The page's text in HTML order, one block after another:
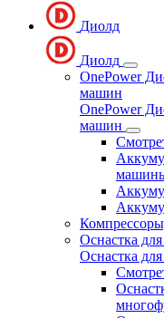
Диолд
Диолд
OnePower
машин
OnePower
машин
Оснастка
Оснастка